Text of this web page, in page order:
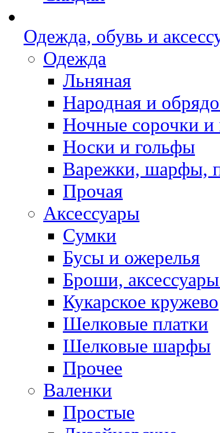
Одежда, обувь и
Одежда
Льняная
Народная и
Ночные сорочки
Носки и гольфы
Варежки, шарфы,
Прочая
Аксессуары
Сумки
Бусы и ожерелья
Броши,
Кукарское кружево
Шелковые платки
Шелковые шарфы
Прочее
Валенки
Простые